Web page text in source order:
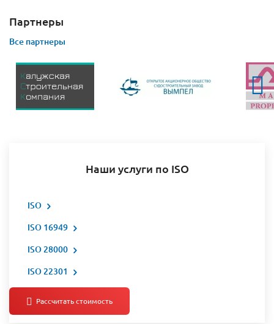
Партнеры
Все партнеры
Наши услуги по ISO
ISO
ISO 16949
ISO 28000
ISO 22301